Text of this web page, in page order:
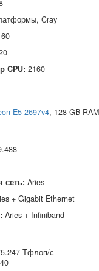
Cray
60
CPU: 2160
E5-2697v4, 128 GB
сеть: Aries
+ Gigabit Ethernet
: Aries + Infiniband
Тфлоп/с